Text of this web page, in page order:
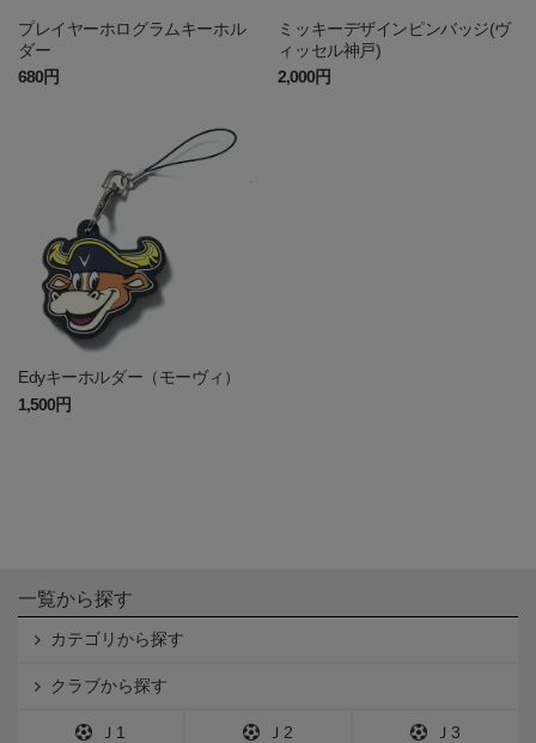
プレイヤーホログラムキーホル
ダー
680円
ミッキーデザインピンバッジ(ヴ
ィッセル神戸)
2,000円
Edyキーホルダー（モーヴィ）
1,500円
一覧から探す
カテゴリから探す
クラブから探す
Ｊ1 Ｊ2 Ｊ3